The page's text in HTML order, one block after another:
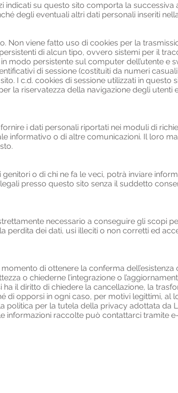
indicati su questo sito comporta la successiva
degli eventuali altri dati personali inseriti
Non viene fatto uso di cookies per la
di alcun tipo, ovvero sistemi per il
modo persistente sul computer dell’utente e
di sessione (costituiti da numeri
I c.d. cookies di sessione utilizzati in questo
la riservatezza della navigazione degli utenti
i dati personali riportati nei moduli di
informativo o di altre comunicazioni. Il loro
o di chi ne fa le veci, potrà inviare
presso questo sito senza il suddetto
necessario a conseguire gli scopi
perdita dei dati, usi illeciti o non corretti ed
di ottenere la conferma dell’esistenza
o chiederne l’integrazione o
ha il diritto di chiedere la cancellazione, la
di opporsi in ogni caso, per motivi legittimi, al
per la tutela della privacy adottata da
informazioni raccolte può contattarci tramite